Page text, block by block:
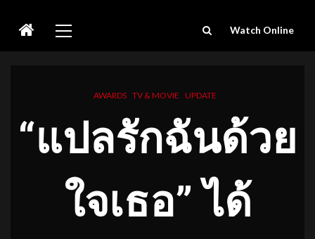
Menu
Watch Online
AWARDS TV & MOVIE UPDATE
“แปลรักฉันด้วย
ใจเธอ” ได้